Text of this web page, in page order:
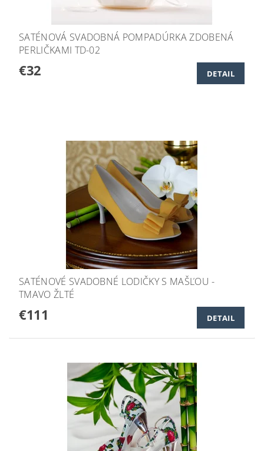
SATÉNOVÁ SVADOBNÁ POMPADÚRKA ZDOBENÁ
PERLIČKAMI TD-02
€32 DETAIL
SATÉNOVÉ SVADOBNÉ LODIČKY S MAŠĽOU -
TMAVO ŽLTÉ
€111 DETAIL